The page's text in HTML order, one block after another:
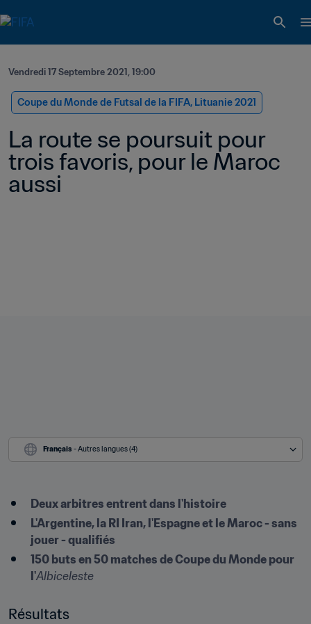
Vendredi 17 Septembre 2021, 19:00
Coupe du Monde de Futsal de la FIFA, Lituanie 2021
La route se poursuit pour
trois favoris, pour le Maroc
aussi
Français - Autres langues (4)
Deux arbitres entrent dans l'histoire
L'Argentine, la RI Iran, l'Espagne et le Maroc - sans
jouer - qualifiés
150 buts en 50 matches de Coupe du Monde pour
l'Albiceleste
Résultats